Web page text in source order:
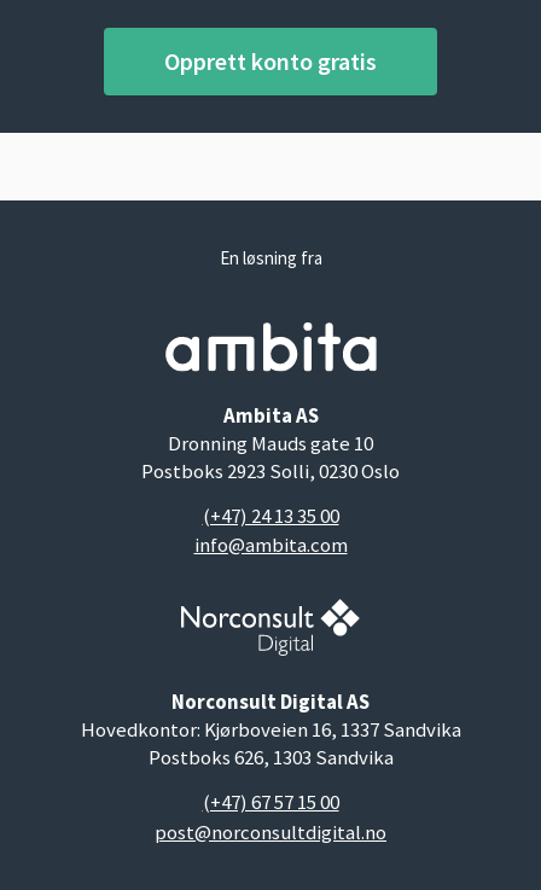
Opprett konto gratis
En løsning fra
Ambita AS
Dronning Mauds gate 10
Postboks 2923 Solli, 0230 Oslo
(+47) 24 13 35 00
info@ambita.com
Norconsult Digital AS
Hovedkontor: Kjørboveien 16, 1337 Sandvika
Postboks 626, 1303 Sandvika
(+47) 67 57 15 00
post@norconsultdigital.no